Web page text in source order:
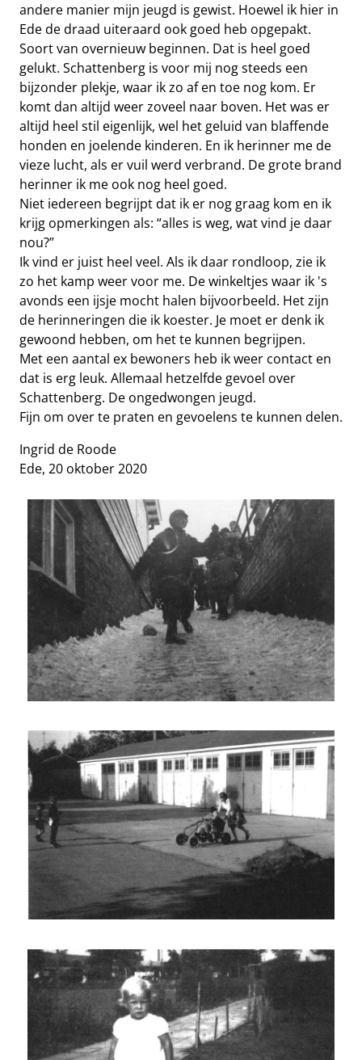
andere manier mijn jeugd is gewist. Hoewel ik hier in
Ede de draad uiteraard ook goed heb opgepakt.
Soort van overnieuw beginnen. Dat is heel goed
gelukt. Schattenberg is voor mij nog steeds een
bijzonder plekje, waar ik zo af en toe nog kom. Er
komt dan altijd weer zoveel naar boven. Het was er
altijd heel stil eigenlijk, wel het geluid van blaffende
honden en joelende kinderen. En ik herinner me de
vieze lucht, als er vuil werd verbrand. De grote brand
herinner ik me ook nog heel goed.
Niet iedereen begrijpt dat ik er nog graag kom en ik
krijg opmerkingen als: “alles is weg, wat vind je daar
nou?”
Ik vind er juist heel veel. Als ik daar rondloop, zie ik
zo het kamp weer voor me. De winkeltjes waar ik 's
avonds een ijsje mocht halen bijvoorbeeld. Het zijn
de herinneringen die ik koester. Je moet er denk ik
gewoond hebben, om het te kunnen begrijpen.
Met een aantal ex bewoners heb ik weer contact en
dat is erg leuk. Allemaal hetzelfde gevoel over
Schattenberg. De ongedwongen jeugd.
Fijn om over te praten en gevoelens te kunnen delen.
Ingrid de Roode
Ede, 20 oktober 2020